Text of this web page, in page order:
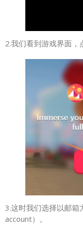
2.我们看到游戏界面，
3.这时我们选择以邮
account）。